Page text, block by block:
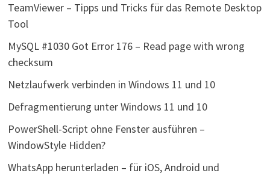
TeamViewer – Tipps und Tricks für das Remote Desktop
Tool
MySQL #1030 Got Error 176 – Read page with wrong
checksum
Netzlaufwerk verbinden in Windows 11 und 10
Defragmentierung unter Windows 11 und 10
PowerShell-Script ohne Fenster ausführen –
WindowStyle Hidden?
WhatsApp herunterladen – für iOS, Android und